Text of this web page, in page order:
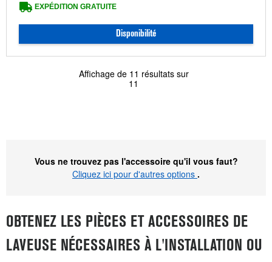
EXPÉDITION GRATUITE
Disponibilité
Affichage de 11 résultats sur
11
Vous ne trouvez pas l'accessoire qu'il vous faut?
Cliquez ici pour d'autres options .
OBTENEZ LES PIÈCES ET ACCESSOIRES DE
LAVEUSE NÉCESSAIRES À L'INSTALLATION OU